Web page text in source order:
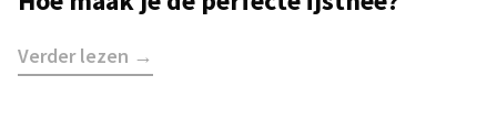
Verder lezen →